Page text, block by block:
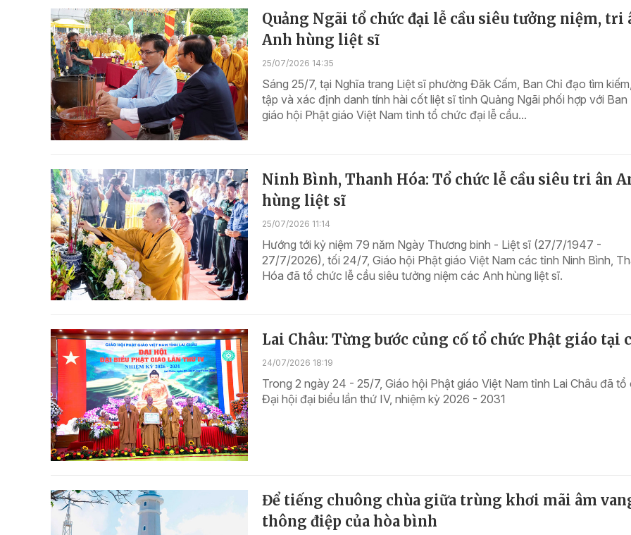
Quảng Ngãi tổ chức đại lễ cầu siêu tưởng niệm, tri
Anh hùng liệt sĩ
25/07/2026 14:35
Sáng 25/7, tại Nghĩa trang Liệt sĩ phường Đăk Cấm, Ban Chỉ đạo tìm
tập và xác định danh tính hài cốt liệt sĩ tỉnh Quảng Ngãi phối hợp với Ban
giáo hội Phật giáo Việt Nam tỉnh tổ chức đại lễ cầu...
Ninh Bình, Thanh Hóa: Tổ chức lễ cầu siêu tri ân
hùng liệt sĩ
25/07/2026 11:14
Hướng tới kỷ niệm 79 năm Ngày Thương binh - Liệt sĩ (27/7/1947 -
27/7/2026), tối 24/7, Giáo hội Phật giáo Việt Nam các tỉnh Ninh Bình,
Hóa đã tổ chức lễ cầu siêu tưởng niệm các Anh hùng liệt sĩ.
Lai Châu: Từng bước củng cố tổ chức Phật giáo tại
24/07/2026 18:19
Trong 2 ngày 24 - 25/7, Giáo hội Phật giáo Việt Nam tỉnh Lai Châu đã tổ
Đại hội đại biểu lần thứ IV, nhiệm kỳ 2026 - 2031
Để tiếng chuông chùa giữa trùng khơi mãi âm
thông điệp của hòa bình